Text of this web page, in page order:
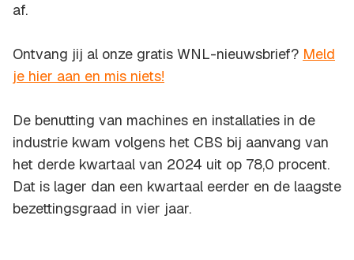
af.
Ontvang jij al onze gratis WNL-nieuwsbrief? Meld
je hier aan en mis niets!
De benutting van machines en installaties in de
industrie kwam volgens het CBS bij aanvang van
het derde kwartaal van 2024 uit op 78,0 procent.
Dat is lager dan een kwartaal eerder en de laagste
bezettingsgraad in vier jaar.